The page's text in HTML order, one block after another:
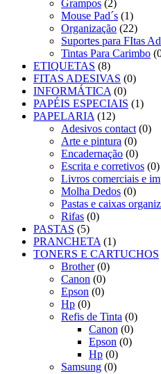
Grampos (2)
Mouse Pad´s (1)
Organização (22)
Suportes para FItas
Tintas Para Carimbo
ETIQUETAS (8)
FITAS ADESIVAS (0)
INFORMÁTICA (0)
PAPÉIS ESPECIAIS (1)
PAPELARIA (12)
Adesivos contact (0)
Arte e pintura (0)
Encadernação (0)
Escrita e corretivos (0)
Livros comerciais e
Molha Dedos (0)
Pastas e caixas
Rifas (0)
PASTAS (5)
PRANCHETA (1)
TONERS E CARTUCHOS
Brother (0)
Canon (0)
Epson (0)
Hp (0)
Refis de Tinta (0)
Canon (0)
Epson (0)
Hp (0)
Samsung (0)